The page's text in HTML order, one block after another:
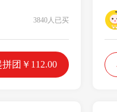
3840人已买
拼团￥112.00